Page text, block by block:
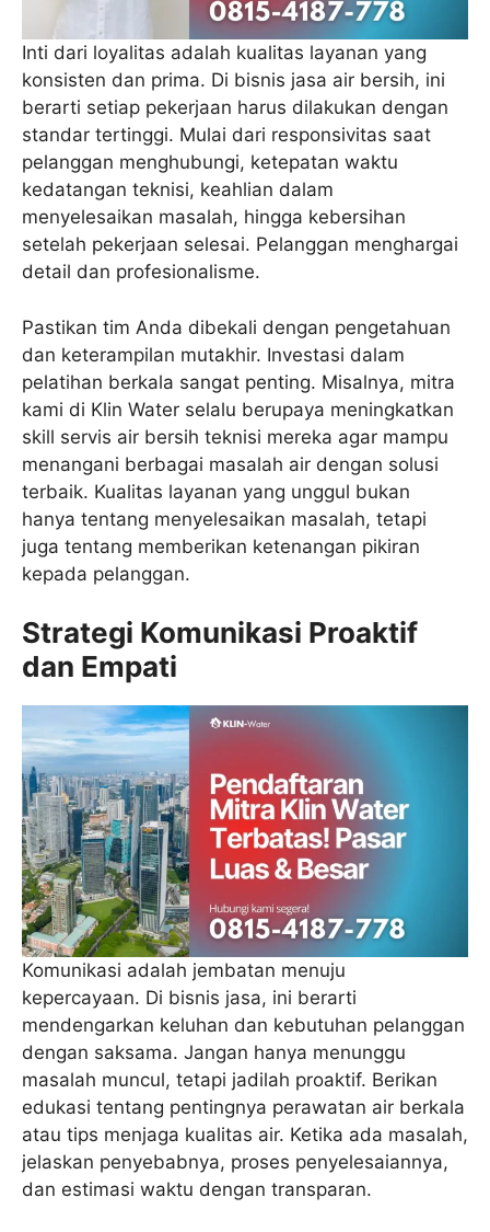
Inti dari loyalitas adalah kualitas layanan yang
konsisten dan prima. Di bisnis jasa air bersih, ini
berarti setiap pekerjaan harus dilakukan dengan
standar tertinggi. Mulai dari responsivitas saat
pelanggan menghubungi, ketepatan waktu
kedatangan teknisi, keahlian dalam
menyelesaikan masalah, hingga kebersihan
setelah pekerjaan selesai. Pelanggan menghargai
detail dan profesionalisme.
Pastikan tim Anda dibekali dengan pengetahuan
dan keterampilan mutakhir. Investasi dalam
pelatihan berkala sangat penting. Misalnya, mitra
kami di Klin Water selalu berupaya meningkatkan
skill servis air bersih teknisi mereka agar mampu
menangani berbagai masalah air dengan solusi
terbaik. Kualitas layanan yang unggul bukan
hanya tentang menyelesaikan masalah, tetapi
juga tentang memberikan ketenangan pikiran
kepada pelanggan.
Strategi Komunikasi Proaktif
dan Empati
Komunikasi adalah jembatan menuju
kepercayaan. Di bisnis jasa, ini berarti
mendengarkan keluhan dan kebutuhan pelanggan
dengan saksama. Jangan hanya menunggu
masalah muncul, tetapi jadilah proaktif. Berikan
edukasi tentang pentingnya perawatan air berkala
atau tips menjaga kualitas air. Ketika ada masalah,
jelaskan penyebabnya, proses penyelesaiannya,
dan estimasi waktu dengan transparan.